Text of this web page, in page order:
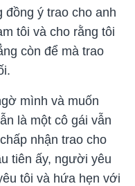
đồng ý trao cho anh
tôi và cho rằng tôi
còn để mà trao
mình và muốn
là một cô gái vẫn
nhận trao cho
tiên ấy, người yêu
tôi và hứa hẹn với